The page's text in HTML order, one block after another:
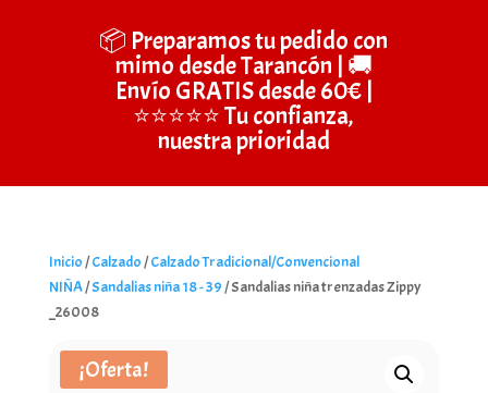
📦 Preparamos tu pedido con
mimo desde Tarancón | 🚚
Envío GRATIS desde 60€ |
⭐⭐⭐⭐⭐ Tu confianza,
nuestra prioridad
Inicio/Calzado/Calzado Tradicional/Convencional
NIÑA/Sandalias niña 18 - 39/ Sandalias niña trenzadas Zippy
_26008
¡Oferta!